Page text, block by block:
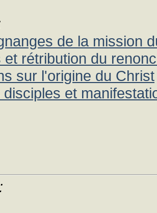
de la mission
et rétribution du
sur l'origine du Christ
et